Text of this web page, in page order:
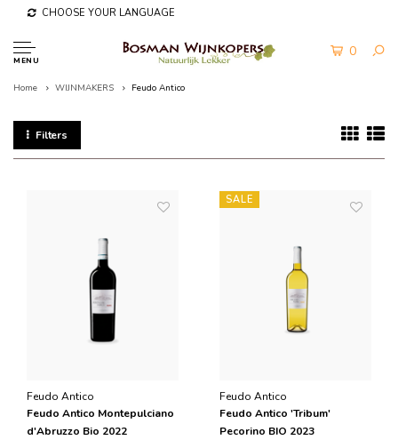
CHOOSE YOUR LANGUAGE
MENU
0
Home WIJNMAKERS Feudo Antico
Filters
Feudo Antico
Feudo Antico Montepulciano
d'Abruzzo Bio 2022
SALE
Feudo Antico
Feudo Antico 'Tribum'
Pecorino BIO 2023